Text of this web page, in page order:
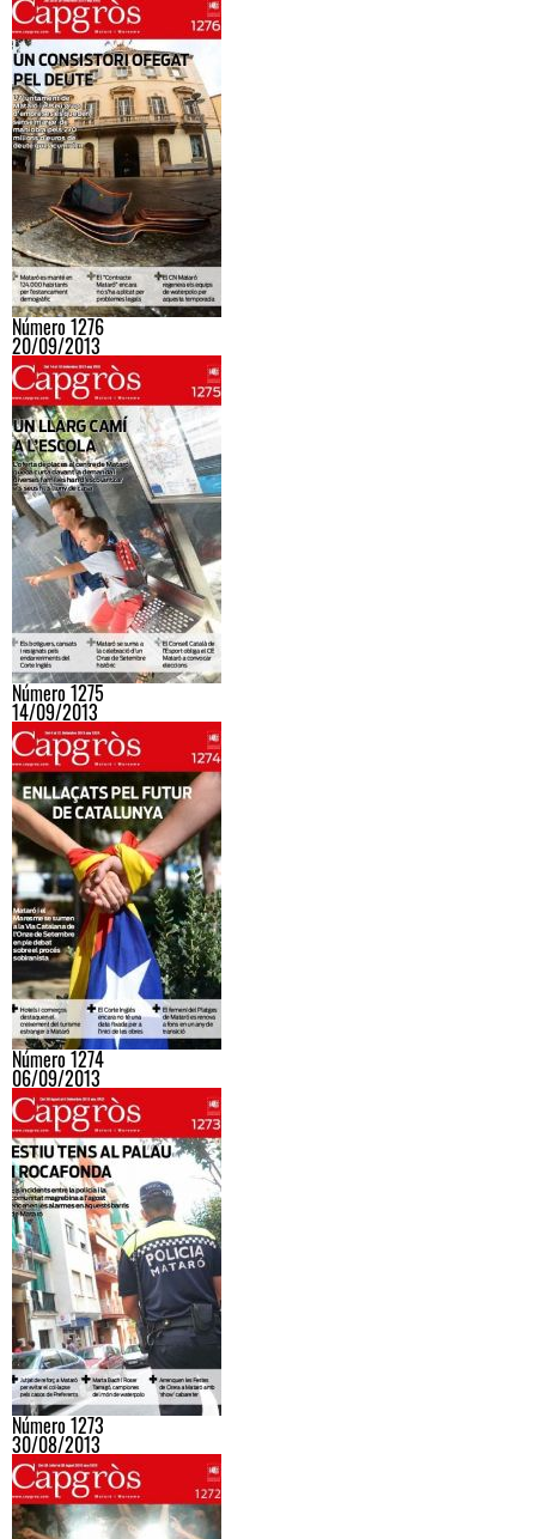
Número 1276
20/09/2013
Número 1275
14/09/2013
Número 1274
06/09/2013
Número 1273
30/08/2013